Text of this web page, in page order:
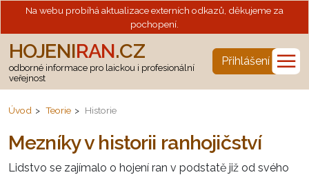
Na webu probíhá aktualizace externích odkazů, děkujeme za
pochopení.
HOJENIRAN.CZ
odborné informace pro laickou i profesionální
veřejnost
Přihlášení ☰
Úvod Teorie Historie
Mezníky v historii ranhojičství
Lidstvo se zajímalo o hojení ran v podstatě již od svého